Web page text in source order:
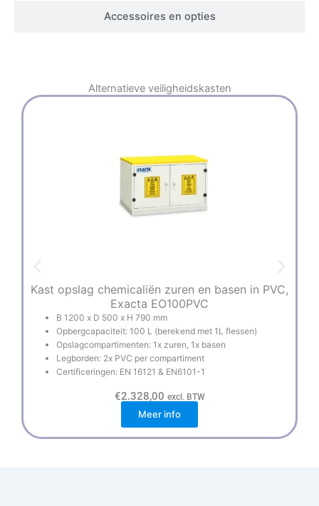
Accessoires en opties
Alternatieve veiligheidskasten
Kast opslag chemicaliën zuren en basen in PVC,
Exacta EO100PVC
B 1200 x D 500 x H 790 mm
Opbergcapaciteit: 100 L (berekend met 1L flessen)
Opslagcompartimenten: 1x zuren, 1x basen
Legborden: 2x PVC per compartiment
Certificeringen: EN 16121 & EN6101-1
€2.328,00 excl. BTW
Meer info